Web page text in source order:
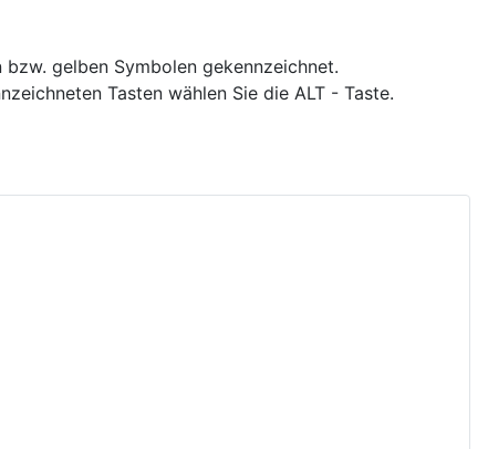
gelben Symbolen gekennzeichnet.
Tasten wählen Sie die ALT - Taste.